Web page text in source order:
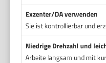
Exzenter/DA verwenden
Sie ist kontrollierbar und
Niedrige Drehzahl und
Arbeite langsam und mit